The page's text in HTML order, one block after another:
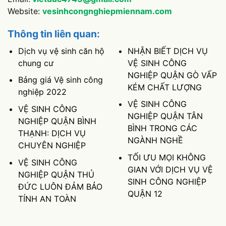
Website: vesinhcongnghiepmiennam.com
Thông tin liên quan:
Dịch vụ vệ sinh căn hộ
chung cư
Bảng giá Vệ sinh công
nghiệp 2022
VỆ SINH CÔNG
NGHIỆP QUẬN BÌNH
THẠNH: DỊCH VỤ
CHUYÊN NGHIỆP
VỆ SINH CÔNG
NGHIỆP QUẬN THỦ
ĐỨC LUÔN ĐẢM BẢO
TÍNH AN TOÀN
NHẬN BIẾT DỊCH VỤ
VỆ SINH CÔNG
NGHIỆP QUẬN GÒ VẤP
KÉM CHẤT LƯỢNG
VỆ SINH CÔNG
NGHIỆP QUẬN TÂN
BÌNH TRONG CÁC
NGÀNH NGHỀ
TỐI ƯU MỌI KHÔNG
GIAN VỚI DỊCH VỤ VỆ
SINH CÔNG NGHIỆP
QUẬN 12